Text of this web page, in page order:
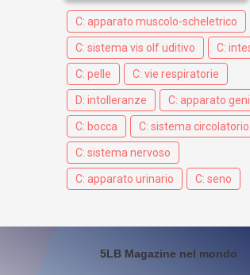
C: apparato muscolo-scheletrico
C: sistema vis olf uditivo C:
C: pelle C: vie respiratorie
D: intolleranze C: apparato
C: bocca C: sistema circolatorio
C: sistema nervoso
C: apparato urinario C: seno
5LB Magazine nel mondo